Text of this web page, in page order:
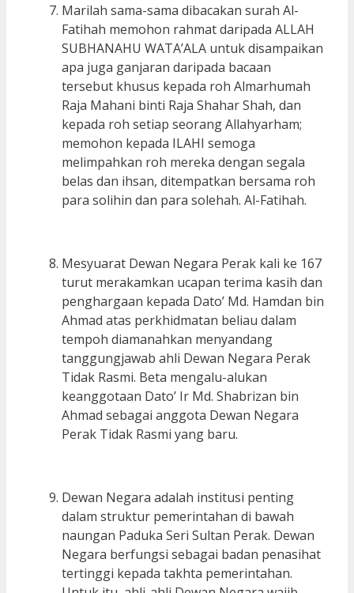
Marilah sama-sama dibacakan surah Al-
Fatihah memohon rahmat daripada ALLAH
SUBHANAHU WATA’ALA untuk disampaikan
apa juga ganjaran daripada bacaan
tersebut khusus kepada roh Almarhumah
Raja Mahani binti Raja Shahar Shah, dan
kepada roh setiap seorang Allahyarham;
memohon kepada ILAHI semoga
melimpahkan roh mereka dengan segala
belas dan ihsan, ditempatkan bersama roh
para solihin dan para solehah. Al-Fatihah.
Mesyuarat Dewan Negara Perak kali ke 167
turut merakamkan ucapan terima kasih dan
penghargaan kepada Dato’ Md. Hamdan bin
Ahmad atas perkhidmatan beliau dalam
tempoh diamanahkan menyandang
tanggungjawab ahli Dewan Negara Perak
Tidak Rasmi. Beta mengalu-alukan
keanggotaan Dato’ Ir Md. Shabrizan bin
Ahmad sebagai anggota Dewan Negara
Perak Tidak Rasmi yang baru.
Dewan Negara adalah institusi penting
dalam struktur pemerintahan di bawah
naungan Paduka Seri Sultan Perak. Dewan
Negara berfungsi sebagai badan penasihat
tertinggi kepada takhta pemerintahan.